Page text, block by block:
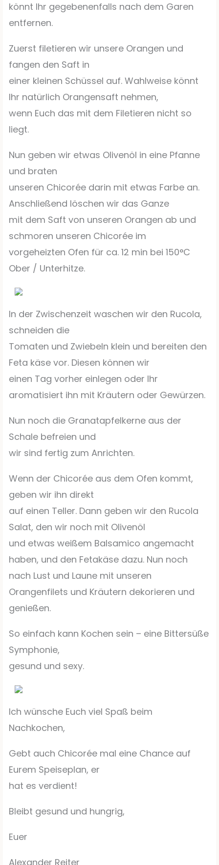
könnt Ihr gegebenenfalls nach dem Garen
entfernen.
Zuerst filetieren wir unsere Orangen und
fangen den Saft in
einer kleinen Schüssel auf. Wahlweise könnt
Ihr natürlich Orangensaft nehmen,
wenn Euch das mit dem Filetieren nicht so
liegt.
Nun geben wir etwas Olivenöl in eine Pfanne
und braten
unseren Chicorée darin mit etwas Farbe an.
Anschließend löschen wir das Ganze
mit dem Saft von unseren Orangen ab und
schmoren unseren Chicorée im
vorgeheizten Ofen für ca. 12 min bei 150°C
Ober / Unterhitze.
In der Zwischenzeit waschen wir den Rucola,
schneiden die
Tomaten und Zwiebeln klein und bereiten den
Feta käse vor. Diesen können wir
einen Tag vorher einlegen oder Ihr
aromatisiert ihn mit Kräutern oder Gewürzen.
Nun noch die Granatapfelkerne aus der
Schale befreien und
wir sind fertig zum Anrichten.
Wenn der Chicorée aus dem Ofen kommt,
geben wir ihn direkt
auf einen Teller. Dann geben wir den Rucola
Salat, den wir noch mit Olivenöl
und etwas weißem Balsamico angemacht
haben, und den Fetakäse dazu. Nun noch
nach Lust und Laune mit unseren
Orangenfilets und Kräutern dekorieren und
genießen.
So einfach kann Kochen sein – eine Bittersüße
Symphonie,
gesund und sexy.
Ich wünsche Euch viel Spaß beim
Nachkochen,
Gebt auch Chicorée mal eine Chance auf
Eurem Speiseplan, er
hat es verdient!
Bleibt gesund und hungrig,
Euer
Alexander Reiter